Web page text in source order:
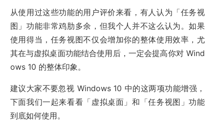
从使用过这些功能的用户评价来看，有人认为「任务视
图」功能非常鸡肋多余，但我个人并不这么认为。如果
使用得当，任务视图不仅会增加你的整体使用效率，尤
其在与虚拟桌面功能结合使用后，一定会提高你对 Wind
ows 10 的整体印象。
建议大家不要忽视 Windows 10 中的这两项功能增强，
下面我们一起来看看「虚拟桌面」和「任务视图」功能
到底如何使用。